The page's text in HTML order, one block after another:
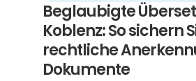
Beglaubigte
Koblenz: So sichern
rechtliche
Dokumente